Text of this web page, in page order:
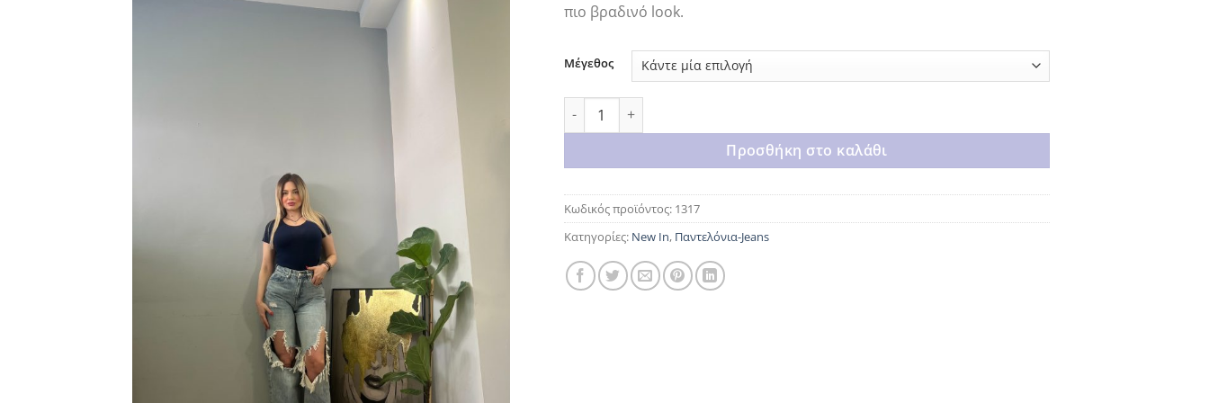
πιο βραδινό look.
Μέγεθος
The denim ποσότητα
Προσθήκη στο καλάθι
Κωδικός προϊόντος: 1317
Κατηγορίες: New In, Παντελόνια-Jeans